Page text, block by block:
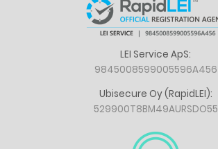
LEI Service ApS:
9845008599005596A456
Ubisecure Oy (RapidLEI):
529900T8BM49AURSDO55